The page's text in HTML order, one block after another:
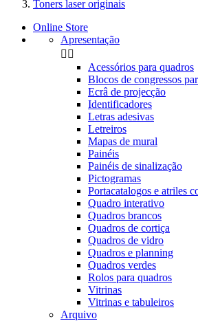
Toners laser originais
Online Store
Apresentação
 
Acessórios para quadros
Blocos de congressos
Ecrâ de projecção
Identificadores
Letras adesivas
Letreiros
Mapas de mural
Painéis
Painéis de sinalização
Pictogramas
Portacatalogos e atriles
Quadro interativo
Quadros brancos
Quadros de cortiça
Quadros de vidro
Quadros e planning
Quadros verdes
Rolos para quadros
Vitrinas
Vitrinas e tabuleiros
Arquivo